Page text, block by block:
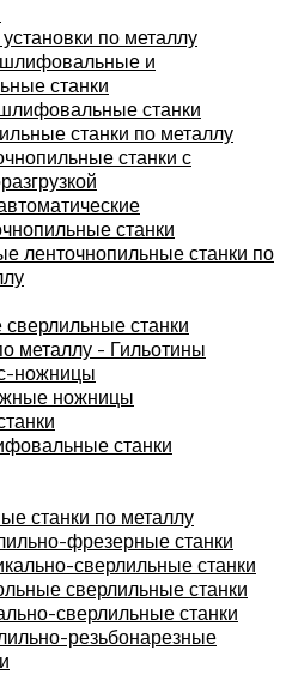
по металлу
и
станки
станки
станки по металлу
станки с
станки
ленточнопильные станки по
станки
металлу - Гильотины
ножницы
ножницы
станки
станки по металлу
фрезерные станки
сверлильные станки
сверлильные станки
сверлильные станки
резьбонарезные